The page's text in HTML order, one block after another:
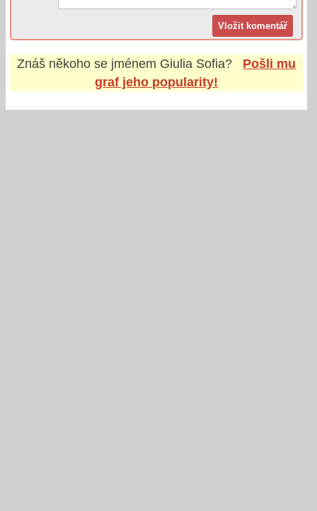
Znáš někoho se jménem Giulia Sofia?
Pošli mu
graf jeho popularity!